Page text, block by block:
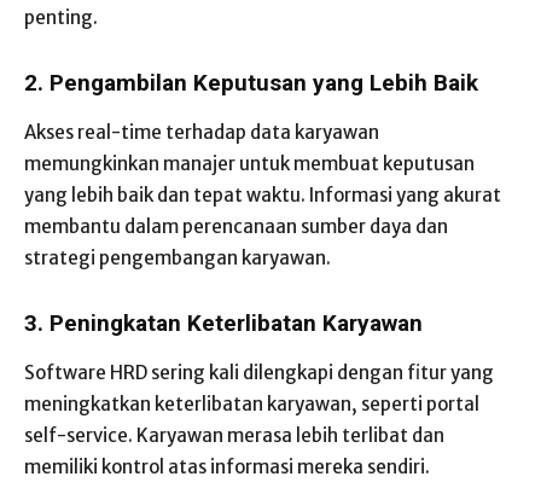
penting.
2. Pengambilan Keputusan yang Lebih Baik
Akses real-time terhadap data karyawan
memungkinkan manajer untuk membuat keputusan
yang lebih baik dan tepat waktu. Informasi yang akurat
membantu dalam perencanaan sumber daya dan
strategi pengembangan karyawan.
3. Peningkatan Keterlibatan Karyawan
Software HRD sering kali dilengkapi dengan fitur yang
meningkatkan keterlibatan karyawan, seperti portal
self-service. Karyawan merasa lebih terlibat dan
memiliki kontrol atas informasi mereka sendiri.